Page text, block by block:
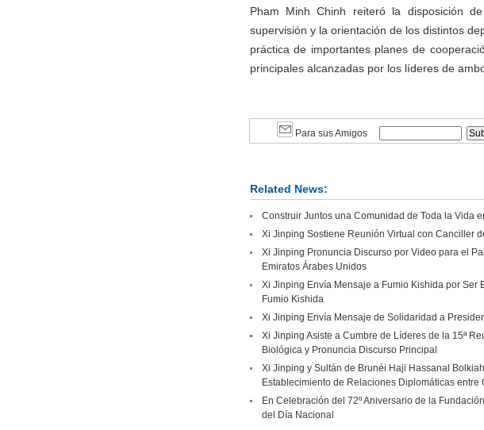
Pham Minh Chinh reiteró la disposición
supervisión y la orientación de los distintos
práctica de importantes planes de
principales alcanzadas por los líderes de
Para sus Amigos
Related News:
Construir Juntos una Comunidad de Toda la Vida
Xi Jinping Sostiene Reunión Virtual con Canciller
Xi Jinping Pronuncia Discurso por Video para el
Emiratos Árabes Unidos
Xi Jinping Envía Mensaje a Fumio Kishida por
Fumio Kishida
Xi Jinping Envía Mensaje de Solidaridad a
Xi Jinping Asiste a Cumbre de Líderes de la 15ª
Biológica y Pronuncia Discurso Principal
Xi Jinping y Sultán de Brunéi Haji Hassanal
Establecimiento de Relaciones Diplomáticas entre
En Celebración del 72º Aniversario de la
del Día Nacional